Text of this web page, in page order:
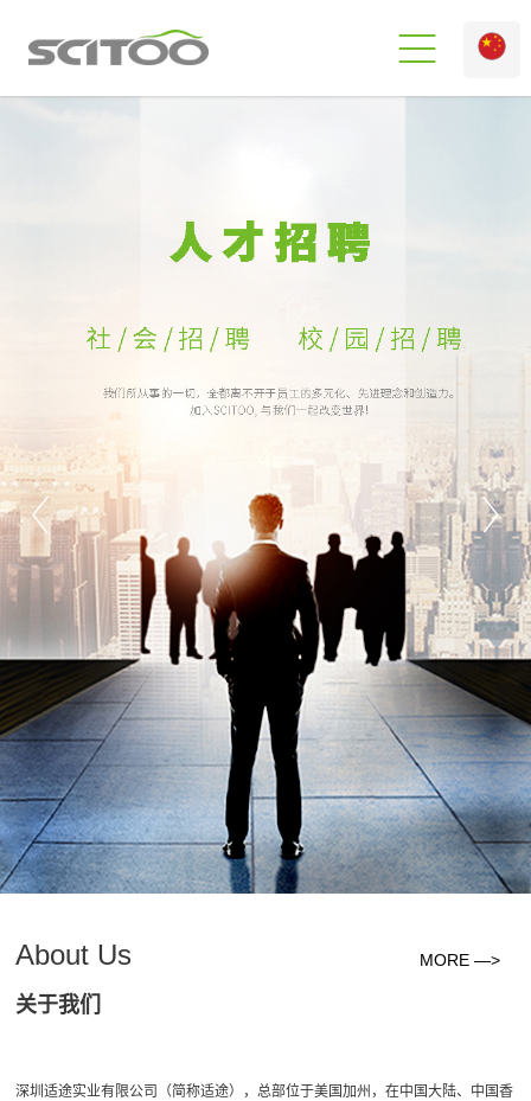
About Us
关于我们
MORE —>
深圳适途实业有限公司（简称适途），总部位于美国加州，在中国大陆、中国香